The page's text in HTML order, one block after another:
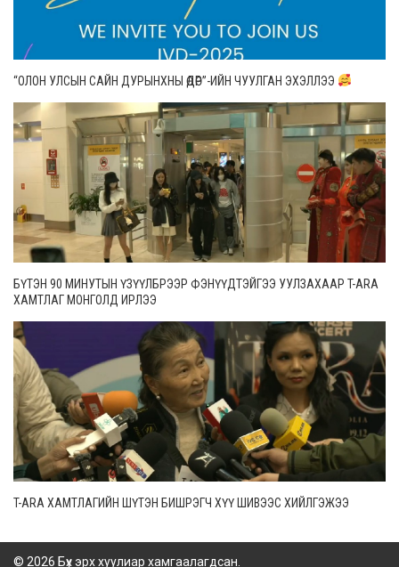
“ОЛОН УЛСЫН САЙН ДУРЫНХНЫ ӨДӨР”-ИЙН ЧУУЛГАН ЭХЭЛЛЭЭ
БҮТЭН 90 МИНУТЫН ҮЗҮҮЛБРЭЭР ФЭНҮҮДТЭЙГЭЭ УУЛЗАХААР T-ARA
ХАМТЛАГ МОНГОЛД ИРЛЭЭ
T-ARA ХАМТЛАГИЙН ШҮТЭН БИШРЭГЧ ХҮҮ ШИВЭЭС ХИЙЛГЭЖЭЭ
© 2026 Бүх эрх хуулиар хамгаалагдсан.